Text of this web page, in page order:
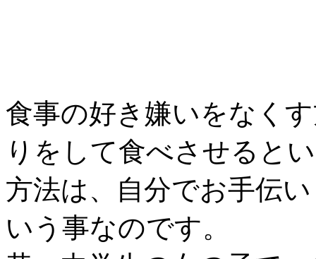
食事の好き嫌いをなく
りをして食べさせると
方法は、自分でお手伝
いう事なのです。